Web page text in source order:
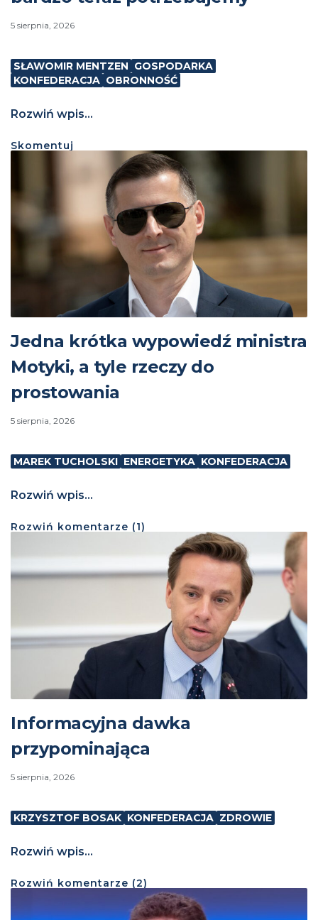
5 sierpnia, 2026
SŁAWOMIR MENTZEN GOSPODARKA
KONFEDERACJA OBRONNOŚĆ
Rozwiń wpis...
Skomentuj
Jedna krótka wypowiedź ministra
Motyki, a tyle rzeczy do
prostowania
5 sierpnia, 2026
MAREK TUCHOLSKI ENERGETYKA KONFEDERACJA
Rozwiń wpis...
Rozwiń komentarze (1)
Informacyjna dawka
przypominająca
5 sierpnia, 2026
KRZYSZTOF BOSAK KONFEDERACJA ZDROWIE
Rozwiń wpis...
Rozwiń komentarze (2)